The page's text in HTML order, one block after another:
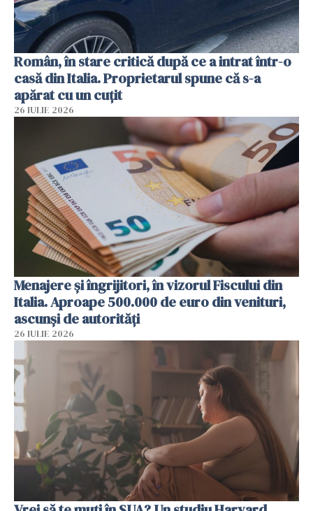
Român, în stare critică după ce a intrat într-o
casă din Italia. Proprietarul spune că s-a
apărat cu un cuțit
26 IULIE 2026
Menajere și îngrijitori, în vizorul Fiscului din
Italia. Aproape 500.000 de euro din venituri,
ascunși de autorități
26 IULIE 2026